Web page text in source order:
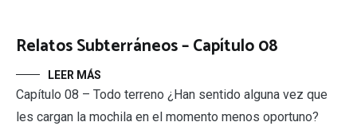
Relatos Subterráneos – Capítulo 08
LEER MÁS
Capítulo 08 – Todo terreno ¿Han sentido alguna vez que
les cargan la mochila en el momento menos oportuno?